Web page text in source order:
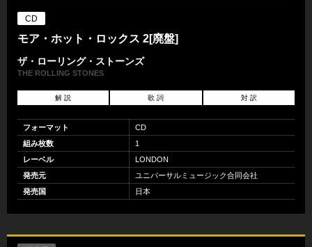
CD
モア・ホット・ロックス 2[廃盤]
ザ・ローリング・ストーンズ
THE ROLLING STONES
解 説 歌 詞 対 訳
フォーマット
CD
組み枚数
1
レーベル
LONDON
発売元
ユニバーサルミュージック合同会社
発売国
日本